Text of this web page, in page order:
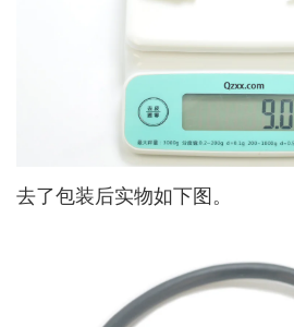
去了包装后实物如下图。